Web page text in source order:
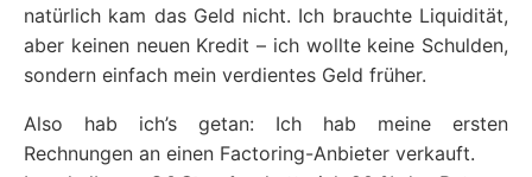
natürlich kam das Geld nicht. Ich brauchte Liquidität,
aber keinen neuen Kredit – ich wollte keine Schulden,
sondern einfach mein verdientes Geld früher.
Also hab ich’s getan: Ich hab meine ersten
Rechnungen an einen Factoring-Anbieter verkauft.